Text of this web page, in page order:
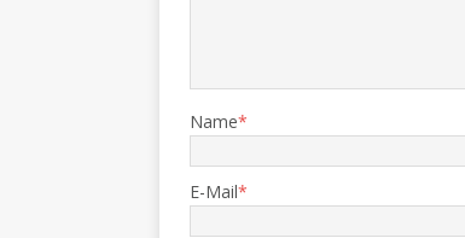
Name*
E-Mail*